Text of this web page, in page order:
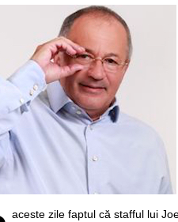
aceste zile faptul că stafful lui